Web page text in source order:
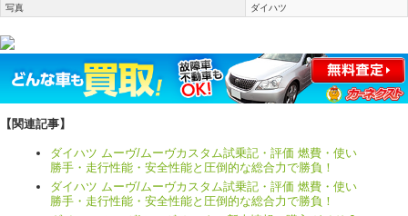
写真
ダイハツ
【関連記事】
ダイハツ ムーヴ/ムーヴカスタム試乗記・評価 燃費・使い
勝手・走行性能・安全性能と圧倒的な総合力で勝負！
ダイハツ ムーヴ/ムーヴカスタム試乗記・評価 燃費・使い
勝手・走行性能・安全性能と圧倒的な総合力で勝負！